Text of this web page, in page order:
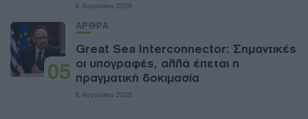
8 Αυγούστου 2026
05
ΑΡΘΡΑ
Great Sea Interconnector: Σημαντικές
οι υπογραφές, αλλά έπεται η
πραγματική δοκιμασία
8 Αυγούστου 2026